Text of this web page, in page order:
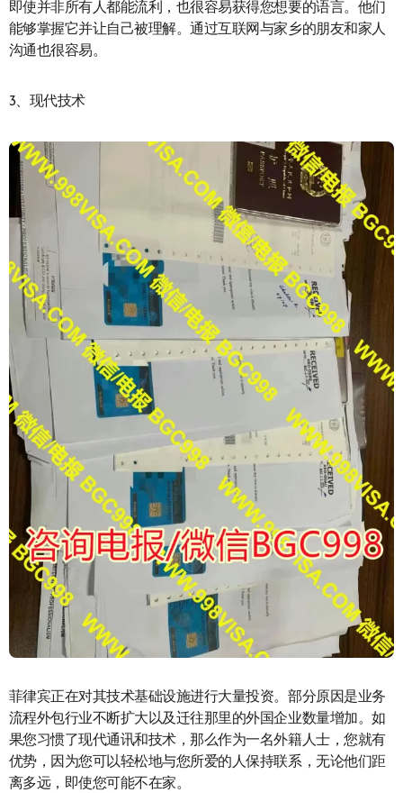
即使并非所有人都能流利，也很容易获得您想要的语言。他们
能够掌握它并让自己被理解。通过互联网与家乡的朋友和家人
沟通也很容易。
3、现代技术
菲律宾正在对其技术基础设施进行大量投资。部分原因是业务
流程外包行业不断扩大以及迁往那里的外国企业数量增加。如
果您习惯了现代通讯和技术，那么作为一名外籍人士，您就有
优势，因为您可以轻松地与您所爱的人保持联系，无论他们距
离多远，即使您可能不在家。